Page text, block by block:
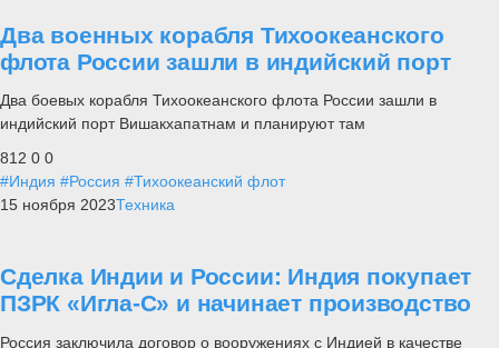
Два военных корабля Тихоокеанского
флота России зашли в индийский порт
Два боевых корабля Тихоокеанского флота России зашли в
индийский порт Вишакхапатнам и планируют там
812 0 0
#Индия #Россия #Тихоокеанский флот
15 ноября 2023Техника
Сделка Индии и России: Индия покупает
ПЗРК «Игла-С» и начинает производство
Россия заключила договор о вооружениях с Индией в качестве